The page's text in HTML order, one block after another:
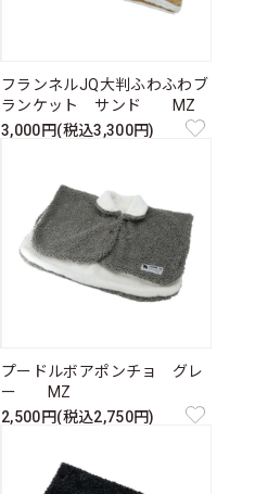
フランネルJQ大判ふわふわブ
ランケット サンド MZ
3,000円(税込3,300円)
プードルボアポンチョ グレ
ー MZ
2,500円(税込2,750円)